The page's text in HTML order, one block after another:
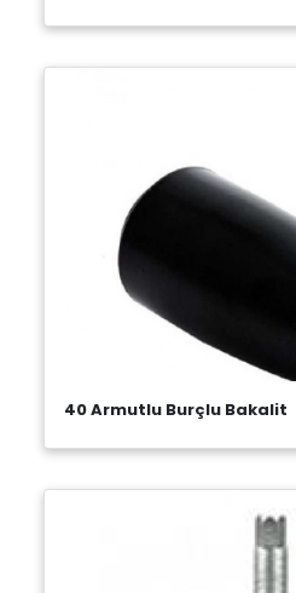
40 Armutlu Burçlu Bakalit